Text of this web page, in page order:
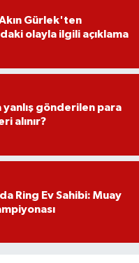
Gürlek'ten
olayla ilgili açıklama
yanlış gönderilen para
alınır?
Ring Ev Sahibi: Muay